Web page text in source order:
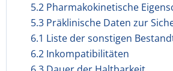
5.2 Pharmakokinetische
5.3 Präklinische Daten zur
6.1 Liste der sonstigen
6.2 Inkompatibilitäten